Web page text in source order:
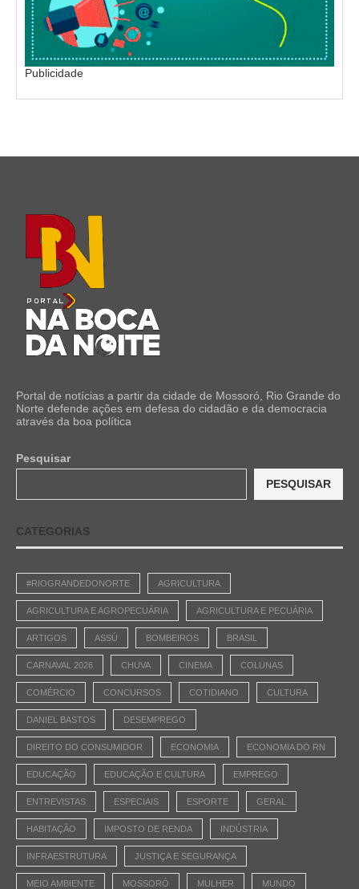
Publicidade
Portal de notícias a partir da cidade de Mossoró, Rio Grande do
Norte defende ações em defesa do cidadão e da democracia
através da boa política
Pesquisar
PESQUISAR
CATEGORIAS
#RIOGRANDEDONORTE AGRICULTURA
AGRICULTURA E AGROPECUÁRIA AGRICULTURA E PECUÁRIA
ARTIGOS ASSÚ BOMBEIROS BRASIL
CARNAVAL 2026 CHUVA CINEMA COLUNAS
COMÉRCIO CONCURSOS COTIDIANO CULTURA
DANIEL BASTOS DESEMPREGO
DIREITO DO CONSUMIDOR ECONOMIA ECONOMIA DO RN
EDUCAÇÃO EDUCAÇÃO E CULTURA EMPREGO
ENTREVISTAS ESPECIAIS ESPORTE GERAL
HABITAÇÃO IMPOSTO DE RENDA INDÚSTRIA
INFRAESTRUTURA JUSTIÇA E SEGURANÇA
MEIO AMBIENTE MOSSORÓ MULHER MUNDO